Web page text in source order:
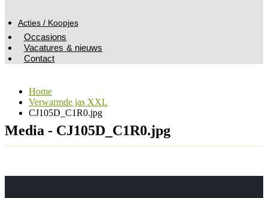
Acties / Koopjes
Occasions
Vacatures & nieuws
Contact
Home
Verwarmde jas XXL
CJ105D_C1R0.jpg
Media - CJ105D_C1R0.jpg